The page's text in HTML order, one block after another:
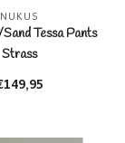
NUKUS
Tessa Pants
Strass